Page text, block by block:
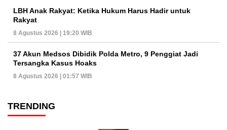
LBH Anak Rakyat: Ketika Hukum Harus Hadir untuk
Rakyat
8 Agustus 2026 | 19:20 WIB
37 Akun Medsos Dibidik Polda Metro, 9 Penggiat Jadi
Tersangka Kasus Hoaks
8 Agustus 2026 | 01:57 WIB
TRENDING